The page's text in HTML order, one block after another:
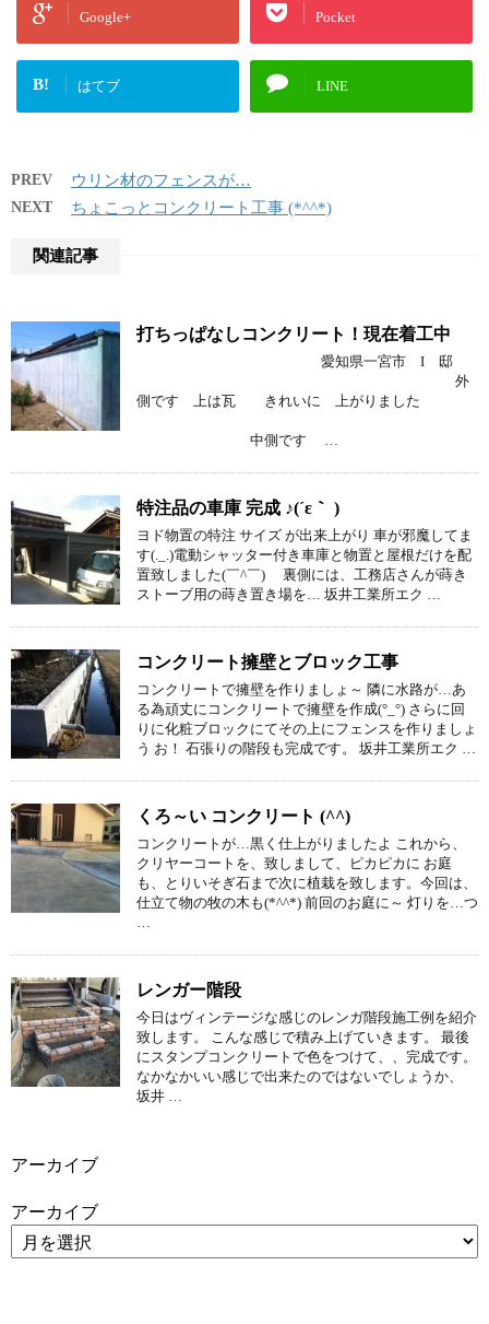
Google+ Pocket
B! はてブ LINE
PREV ウリン材のフェンスが…
NEXT ちょこっとコンクリート工事 (*^^*)
関連記事
打ちっぱなしコンクリート！現在着工中
愛知県一宮市 I 邸
外
側です 上は瓦 きれいに 上がりました
中側です …
特注品の車庫 完成 ♪(´ε｀ )
ヨド物置の特注 サイズ が出来上がり 車が邪魔してま
す(._.)電動シャッター付き車庫と物置と屋根だけを配
置致しました(￣^￣)ゞ 裏側には、工務店さんが蒔き
ストーブ用の蒔き置き場を… 坂井工業所エク …
コンクリート擁壁とブロック工事
コンクリートで擁壁を作りましょ～ 隣に水路が…あ
る為頑丈にコンクリートで擁壁を作成(°_°) さらに回
りに化粧ブロックにてその上にフェンスを作りましょ
う お！ 石張りの階段も完成です。 坂井工業所エク …
くろ～い コンクリート (^^)
コンクリートが…黒く仕上がりましたよ これから、
クリヤーコートを、致しまして、ピカピカに お庭
も、とりいそぎ石まで次に植栽を致します。今回は、
仕立て物の牧の木も(*^^*) 前回のお庭に～ 灯りを…つ
…
レンガー階段
今日はヴィンテージな感じのレンガ階段施工例を紹介
致します。 こんな感じで積み上げていきます。 最後
にスタンプコンクリートで色をつけて、、完成です。
なかなかいい感じで出来たのではないでしょうか、
坂井 …
アーカイブ
アーカイブ